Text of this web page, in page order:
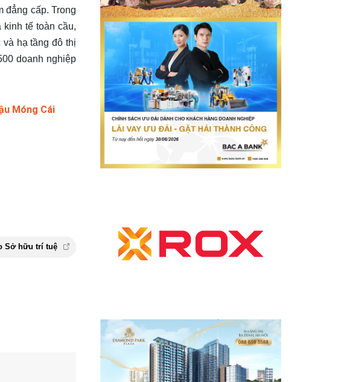
đẳng cấp. Trong
tế toàn cầu,
hạ tầng đô thị
doanh nghiệp
Móng Cái